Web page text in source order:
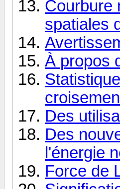
Courbure
spatiales
À propos
Des
Des
l'énergie
Force de